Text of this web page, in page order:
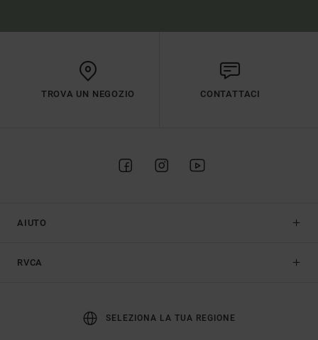
TROVA UN NEGOZIO CONTATTACI
AIUTO
RVCA
SELEZIONA LA TUA REGIONE